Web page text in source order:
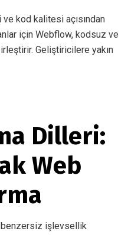
kod kalitesi açısından
için Webflow, kodsuz ve
Geliştiricilere yakın
Dilleri:
Web
benzersiz işlevsellik